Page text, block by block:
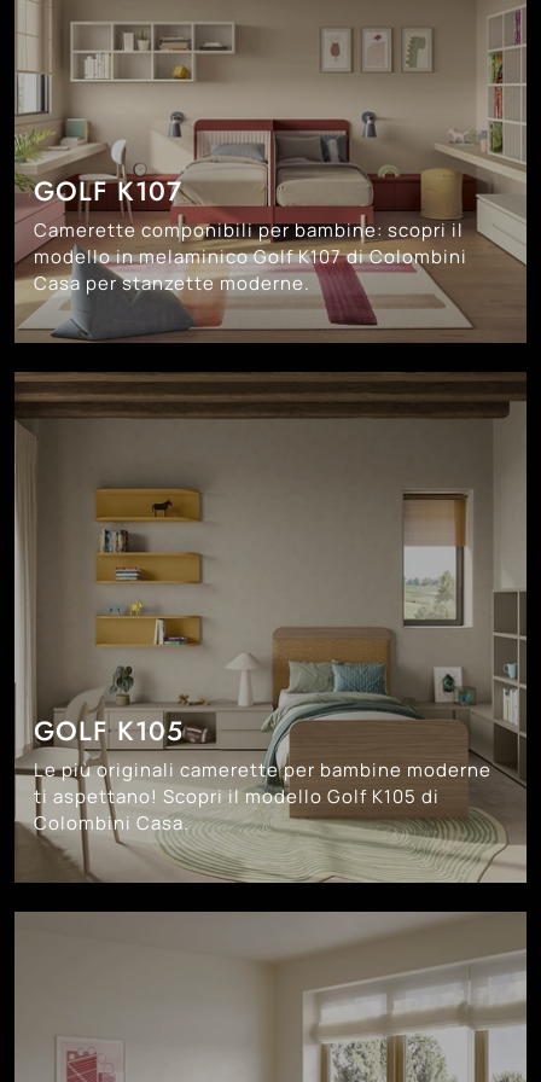
GOLF K107
Camerette componibili per bambine: scopri il
modello in melaminico Golf K107 di Colombini
Casa per stanzette moderne.
GOLF K105
Le più originali camerette per bambine moderne
ti aspettano! Scopri il modello Golf K105 di
Colombini Casa.